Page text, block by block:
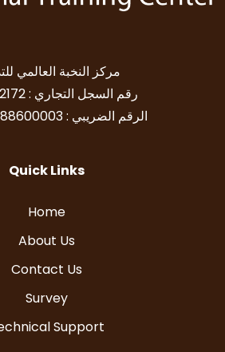
مركز النخبة العالمي
رقم السجل التجاري : 4030512172
الرقم الضريبي : 300495888600003
Quick Links
Home
About Us
Contact Us
Survey
Support